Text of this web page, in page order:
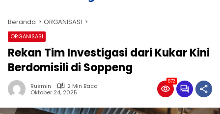
Beranda ORGANISASI
ORGANISASI
Rekan Tim Investigasi dari Kukar Kini
Berdomisili di Soppeng
Rusmin
2 Min Baca
Oktober 24, 2025
872